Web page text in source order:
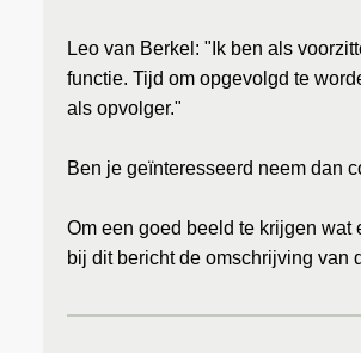
Leo van Berkel: "Ik ben als
functie. Tijd om opgevolgd te
als opvolger."
Ben je geïnteresseerd neem dan
Om een goed beeld te krijgen
bij dit bericht de omschrijving van